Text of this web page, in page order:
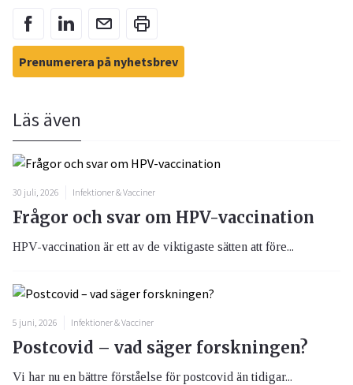
Prenumerera på nyhetsbrev
Läs även
30 juli, 2026 Infektioner & Vacciner
Frågor och svar om HPV-vaccination
HPV-vaccination är ett av de viktigaste sätten att före...
5 juni, 2026 Infektioner & Vacciner
Postcovid – vad säger forskningen?
Vi har nu en bättre förståelse för postcovid än tidigar...